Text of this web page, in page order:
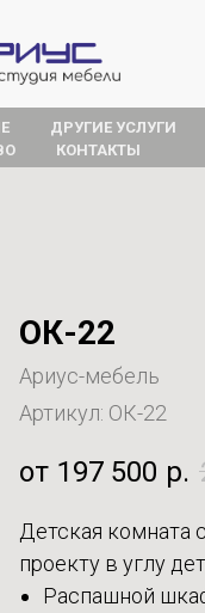
ДРУГИЕ УСЛУГИ
КОНТАКТЫ
ОК-22
Ариус-мебель
Артикул: ОК-22
197 500 р.
Детская комната
проекту в углу
Распашной